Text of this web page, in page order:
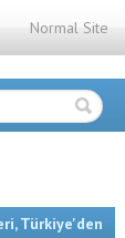
Normal Site
,Türkiye'den